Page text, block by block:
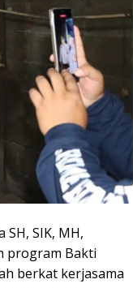
SIK, MH,
program Bakti
berkat kerjasama